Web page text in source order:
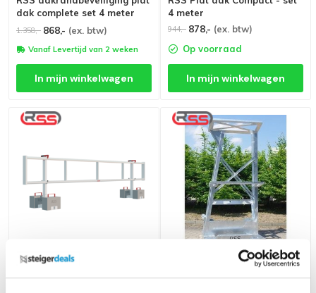
dak complete set 4 meter
1.358,- 868,- (ex. btw)
Vanaf Levertijd van 2 weken
In mijn winkelwagen
4 meter
944,- 878,- (ex. btw)
Op voorraad
In mijn winkelwagen
RSS Dakrandbeveiliging Plat
meter
RSS Transportframe